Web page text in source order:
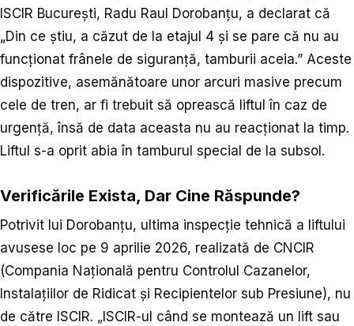
ISCIR București, Radu Raul Dorobanțu, a declarat că
„Din ce știu, a căzut de la etajul 4 și se pare că nu au
funcționat frânele de siguranță, tamburii aceia.” Aceste
dispozitive, asemănătoare unor arcuri masive precum
cele de tren, ar fi trebuit să oprească liftul în caz de
urgență, însă de data aceasta nu au reacționat la timp.
Liftul s-a oprit abia în tamburul special de la subsol.
Verificările Exista, Dar Cine Răspunde?
Potrivit lui Dorobanțu, ultima inspecție tehnică a liftului
avusese loc pe 9 aprilie 2026, realizată de CNCIR
(Compania Națională pentru Controlul Cazanelor,
Instalațiilor de Ridicat și Recipientelor sub Presiune), nu
de către ISCIR. „ISCIR-ul când se montează un lift sau